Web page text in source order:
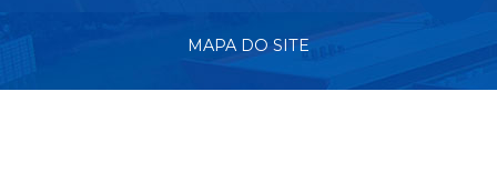
MAPA DO SITE